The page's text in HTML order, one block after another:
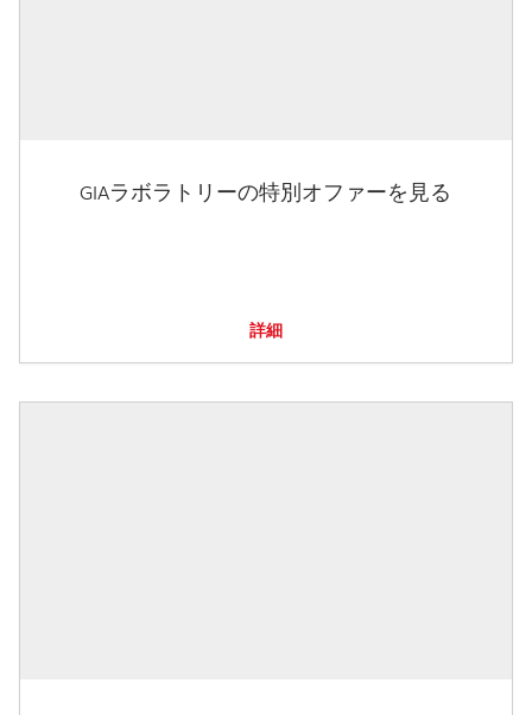
GIAラボラトリーの特別オファーを見る
詳細